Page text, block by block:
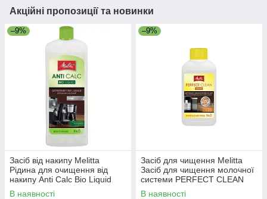
Акційні пропозиції та новинки
–9%
Засіб від накипу Melitta
Рідина для очищення від
накипу Anti Calc Bio Liquid
250 мл
В наявності
–9%
Засіб для чищення Melitta
Засіб для чищення молочної
системи PERFECT CLEAN
250 мл (4006508202034)
В наявності